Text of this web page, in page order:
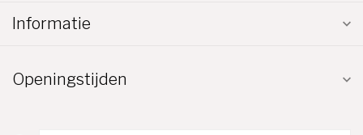
Informatie
Openingstijden